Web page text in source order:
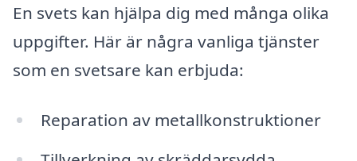
En svets kan hjälpa dig med många olika
uppgifter. Här är några vanliga tjänster
som en svetsare kan erbjuda:
Reparation av metallkonstruktioner